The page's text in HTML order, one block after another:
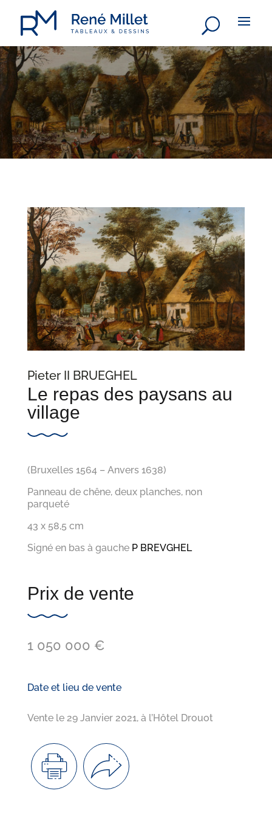
Pieter II BRUEGHEL
Le repas des paysans au
village
(Bruxelles 1564 – Anvers 1638)
Panneau de chêne, deux planches, non
parqueté
43 x 58,5 cm
Signé en bas à gauche P BREVGHEL
Prix de vente
1 050 000 €
Date et lieu de vente
Vente le 29 Janvier 2021, à l’Hôtel Drouot